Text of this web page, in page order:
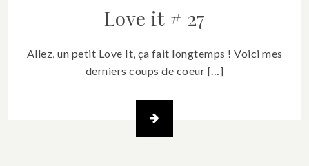
Love it # 27
Allez, un petit Love It, ça fait longtemps ! Voici mes
derniers coups de coeur […]